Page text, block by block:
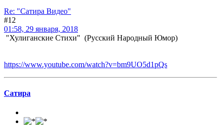
Re: "Сатира Видео"
#12
01:58, 29 января, 2018
"Хулиганские Стихи" (Русский Народный Юмор)
https://www.youtube.com/watch?v=bm9UO5d1pQs
Сатира